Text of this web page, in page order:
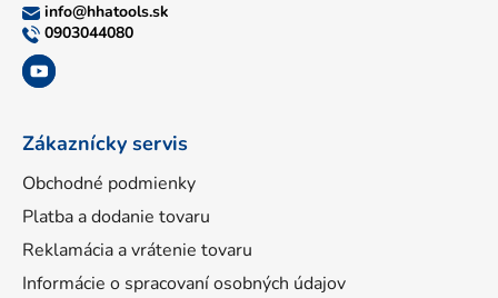
info@hhatools.sk
0903044080
Zákaznícky servis
Obchodné podmienky
Platba a dodanie tovaru
Reklamácia a vrátenie tovaru
Informácie o spracovaní osobných údajov